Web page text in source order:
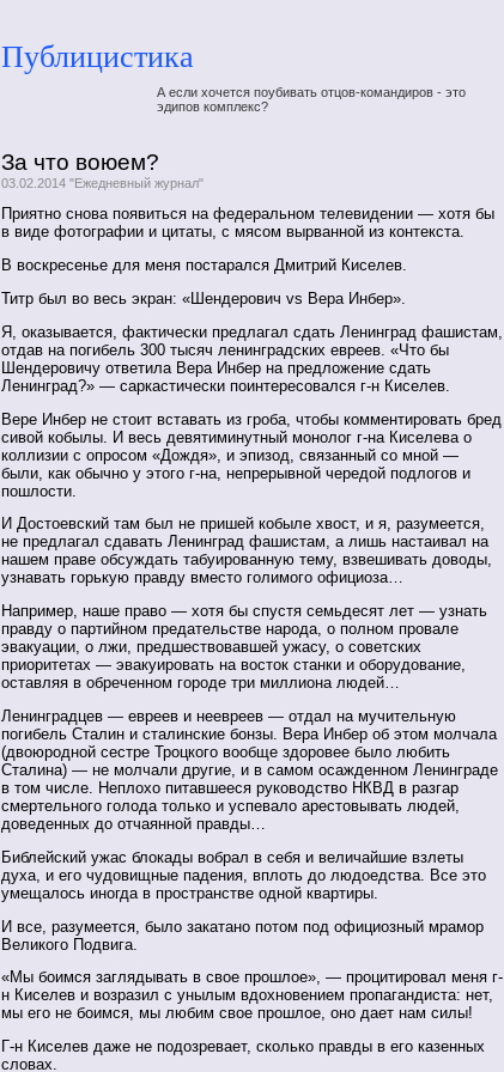
Публицистика
А если хочется поубивать отцов-командиров - это
эдипов комплекс?
За что воюем?
03.02.2014 "Ежедневный журнал"
Приятно снова появиться на федеральном телевидении — хотя бы
в виде фотографии и цитаты, с мясом вырванной из контекста.
В воскресенье для меня постарался Дмитрий Киселев.
Титр был во весь экран: «Шендерович vs Вера Инбер».
Я, оказывается, фактически предлагал сдать Ленинград фашистам,
отдав на погибель 300 тысяч ленинградских евреев. «Что бы
Шендеровичу ответила Вера Инбер на предложение сдать
Ленинград?» — саркастически поинтересовался г-н Киселев.
Вере Инбер не стоит вставать из гроба, чтобы комментировать бред
сивой кобылы. И весь девятиминутный монолог г-на Киселева о
коллизии с опросом «Дождя», и эпизод, связанный со мной —
были, как обычно у этого г-на, непрерывной чередой подлогов и
пошлости.
И Достоевский там был не пришей кобыле хвост, и я, разумеется,
не предлагал сдавать Ленинград фашистам, а лишь настаивал на
нашем праве обсуждать табуированную тему, взвешивать доводы,
узнавать горькую правду вместо голимого официоза…
Например, наше право — хотя бы спустя семьдесят лет — узнать
правду о партийном предательстве народа, о полном провале
эвакуации, о лжи, предшествовавшей ужасу, о советских
приоритетах — эвакуировать на восток станки и оборудование,
оставляя в обреченном городе три миллиона людей…
Ленинградцев — евреев и неевреев — отдал на мучительную
погибель Сталин и сталинские бонзы. Вера Инбер об этом молчала
(двоюродной сестре Троцкого вообще здоровее было любить
Сталина) — не молчали другие, и в самом осажденном Ленинграде
в том числе. Неплохо питавшееся руководство НКВД в разгар
смертельного голода только и успевало арестовывать людей,
доведенных до отчаянной правды…
Библейский ужас блокады вобрал в себя и величайшие взлеты
духа, и его чудовищные падения, вплоть до людоедства. Все это
умещалось иногда в пространстве одной квартиры.
И все, разумеется, было закатано потом под официозный мрамор
Великого Подвига.
«Мы боимся заглядывать в свое прошлое», — процитировал меня г-
н Киселев и возразил с унылым вдохновением пропагандиста: нет,
мы его не боимся, мы любим свое прошлое, оно дает нам силы!
Г-н Киселев даже не подозревает, сколько правды в его казенных
словах.